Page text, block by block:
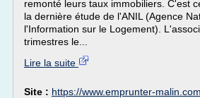
remonté leurs taux immobiliers. C'est
la dernière étude de l'ANIL (Agence
l'Information sur le Logement).
trimestres le...
Lire la suite
Site : https://www.emprunter-malin.com